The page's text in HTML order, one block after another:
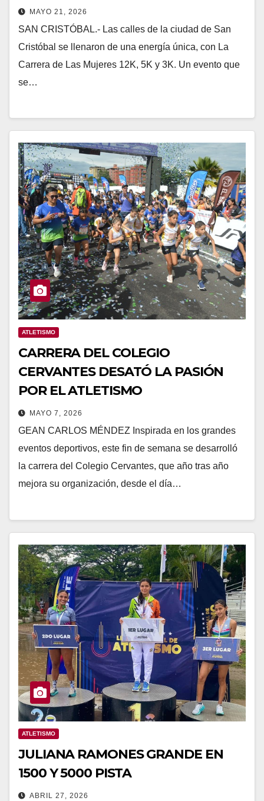
MAYO 21, 2026
SAN CRISTÓBAL.- Las calles de la ciudad de San
Cristóbal se llenaron de una energía única, con La
Carrera de Las Mujeres 12K, 5K y 3K. Un evento que
se…
ATLETISMO
CARRERA DEL COLEGIO
CERVANTES DESATÓ LA PASIÓN
POR EL ATLETISMO
MAYO 7, 2026
GEAN CARLOS MÉNDEZ Inspirada en los grandes
eventos deportivos, este fin de semana se desarrolló
la carrera del Colegio Cervantes, que año tras año
mejora su organización, desde el día…
ATLETISMO
JULIANA RAMONES GRANDE EN
1500 Y 5000 PISTA
ABRIL 27, 2026